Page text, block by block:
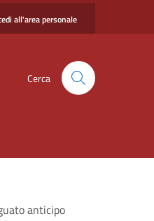
all'area personale
Cerca
anticipo